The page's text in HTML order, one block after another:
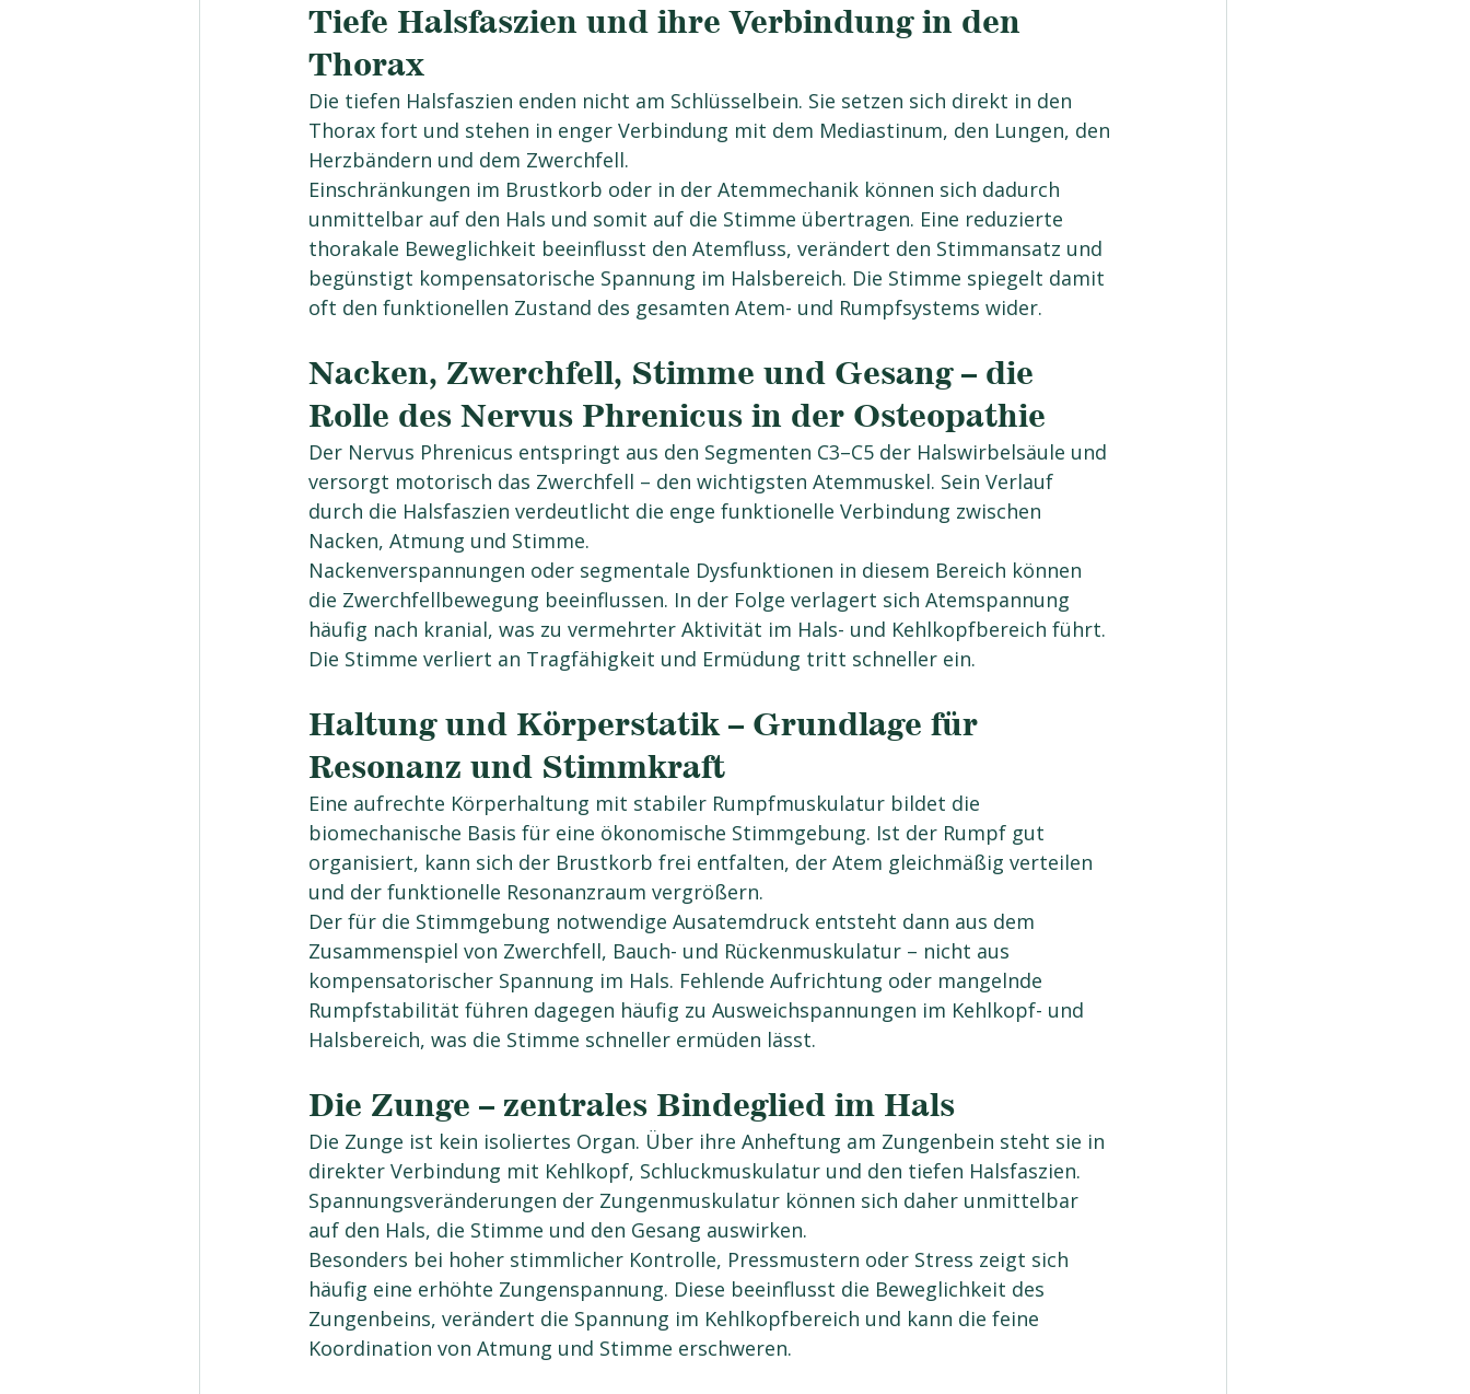
Tiefe Halsfaszien und ihre Verbindung in den
Thorax
Die tiefen Halsfaszien enden nicht am Schlüsselbein. Sie setzen sich direkt in den
Thorax fort und stehen in enger Verbindung mit dem Mediastinum, den Lungen, den
Herzbändern und dem Zwerchfell.
Einschränkungen im Brustkorb oder in der Atemmechanik können sich dadurch
unmittelbar auf den Hals und somit auf die Stimme übertragen. Eine reduzierte
thorakale Beweglichkeit beeinflusst den Atemfluss, verändert den Stimmansatz und
begünstigt kompensatorische Spannung im Halsbereich. Die Stimme spiegelt damit
oft den funktionellen Zustand des gesamten Atem- und Rumpfsystems wider.
Nacken, Zwerchfell, Stimme und Gesang – die
Rolle des Nervus Phrenicus in der Osteopathie
Der Nervus Phrenicus entspringt aus den Segmenten C3–C5 der Halswirbelsäule und
versorgt motorisch das Zwerchfell – den wichtigsten Atemmuskel. Sein Verlauf
durch die Halsfaszien verdeutlicht die enge funktionelle Verbindung zwischen
Nacken, Atmung und Stimme.
Nackenverspannungen oder segmentale Dysfunktionen in diesem Bereich können
die Zwerchfellbewegung beeinflussen. In der Folge verlagert sich Atemspannung
häufig nach kranial, was zu vermehrter Aktivität im Hals- und Kehlkopfbereich führt.
Die Stimme verliert an Tragfähigkeit und Ermüdung tritt schneller ein.
Haltung und Körperstatik – Grundlage für
Resonanz und Stimmkraft
Eine aufrechte Körperhaltung mit stabiler Rumpfmuskulatur bildet die
biomechanische Basis für eine ökonomische Stimmgebung. Ist der Rumpf gut
organisiert, kann sich der Brustkorb frei entfalten, der Atem gleichmäßig verteilen
und der funktionelle Resonanzraum vergrößern.
Der für die Stimmgebung notwendige Ausatemdruck entsteht dann aus dem
Zusammenspiel von Zwerchfell, Bauch- und Rückenmuskulatur – nicht aus
kompensatorischer Spannung im Hals. Fehlende Aufrichtung oder mangelnde
Rumpfstabilität führen dagegen häufig zu Ausweichspannungen im Kehlkopf- und
Halsbereich, was die Stimme schneller ermüden lässt.
Die Zunge – zentrales Bindeglied im Hals
Die Zunge ist kein isoliertes Organ. Über ihre Anheftung am Zungenbein steht sie in
direkter Verbindung mit Kehlkopf, Schluckmuskulatur und den tiefen Halsfaszien.
Spannungsveränderungen der Zungenmuskulatur können sich daher unmittelbar
auf den Hals, die Stimme und den Gesang auswirken.
Besonders bei hoher stimmlicher Kontrolle, Pressmustern oder Stress zeigt sich
häufig eine erhöhte Zungenspannung. Diese beeinflusst die Beweglichkeit des
Zungenbeins, verändert die Spannung im Kehlkopfbereich und kann die feine
Koordination von Atmung und Stimme erschweren.